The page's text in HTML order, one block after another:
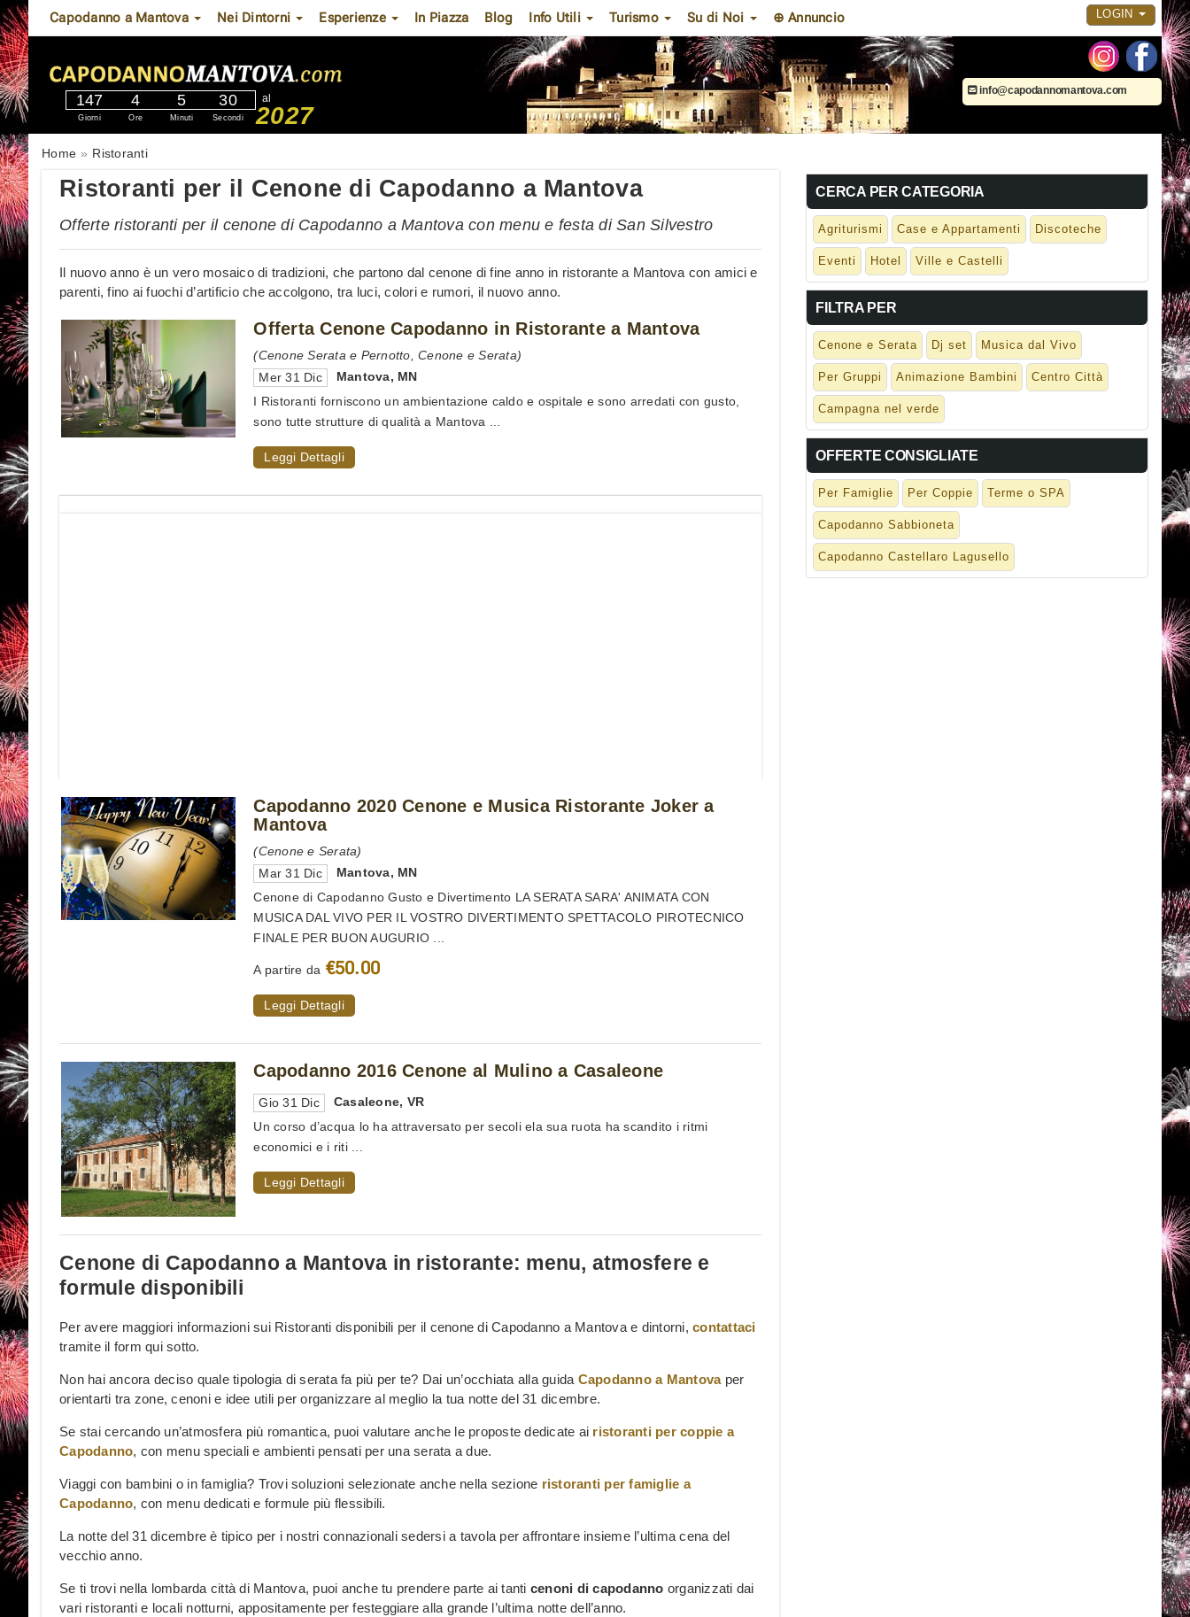
Capodanno a Mantova Nei Dintorni Esperienze In Piazza Blog Info Utili Turismo Su di Noi ⊕ Annuncio LOGIN
147
Giorni
4
Ore
5
Minuti
29
Secondi
al
2027
info@capodannomantova.com
Home Ristoranti
Ristoranti per il Cenone di Capodanno a Mantova
Offerte ristoranti per il cenone di Capodanno a Mantova con menu e festa di San Silvestro
Il nuovo anno è un vero mosaico di tradizioni, che partono dal cenone di fine anno in ristorante a Mantova con amici e
parenti, fino ai fuochi d’artificio che accolgono, tra luci, colori e rumori, il nuovo anno.
Offerta Cenone Capodanno in Ristorante a Mantova
(Cenone Serata e Pernotto, Cenone e Serata)
Mer 31 Dic
Mantova, MN
I Ristoranti forniscono un ambientazione caldo e ospitale e sono arredati con gusto,
sono tutte strutture di qualità a Mantova ...
Leggi Dettagli
Capodanno 2020 Cenone e Musica Ristorante Joker a
Mantova
(Cenone e Serata)
Mar 31 Dic
Mantova, MN
Cenone di Capodanno Gusto e Divertimento LA SERATA SARA' ANIMATA CON
MUSICA DAL VIVO PER IL VOSTRO DIVERTIMENTO SPETTACOLO PIROTECNICO
FINALE PER BUON AUGURIO ...
A partire da €50.00
Leggi Dettagli
Capodanno 2016 Cenone al Mulino a Casaleone
Gio 31 Dic Casaleone, VR
Un corso d’acqua lo ha attraversato per secoli ela sua ruota ha scandito i ritmi
economici e i riti ...
Leggi Dettagli
Cenone di Capodanno a Mantova in ristorante: menu, atmosfere e
formule disponibili
Per avere maggiori informazioni sui Ristoranti disponibili per il cenone di Capodanno a Mantova e dintorni, contattaci
tramite il form qui sotto.
Non hai ancora deciso quale tipologia di serata fa più per te? Dai un’occhiata alla guida Capodanno a Mantovaper
orientarti tra zone, cenoni e idee utili per organizzare al meglio la tua notte del 31 dicembre.
Se stai cercando un’atmosfera più romantica, puoi valutare anche le proposte dedicate ai ristoranti per coppie a
Capodanno, con menu speciali e ambienti pensati per una serata a due.
Viaggi con bambini o in famiglia? Trovi soluzioni selezionate anche nella sezione ristoranti per famiglie a
Capodanno, con menu dedicati e formule più flessibili.
La notte del 31 dicembre è tipico per i nostri connazionali sedersi a tavola per affrontare insieme l’ultima cena del
vecchio anno.
Se ti trovi nella lombarda città di Mantova, puoi anche tu prendere parte ai tanti cenoni di capodanno organizzati dai
vari ristoranti e locali notturni, appositamente per festeggiare alla grande l’ultima notte dell’anno.
CERCA PER CATEGORIA
Agriturismi Case e Appartamenti Discoteche
Eventi Hotel Ville e Castelli
FILTRA PER
Cenone e Serata Dj set Musica dal Vivo
Per Gruppi Animazione Bambini Centro Città
Campagna nel verde
OFFERTE CONSIGLIATE
Per Famiglie Per Coppie Terme o SPA
Capodanno Sabbioneta
Capodanno Castellaro Lagusello